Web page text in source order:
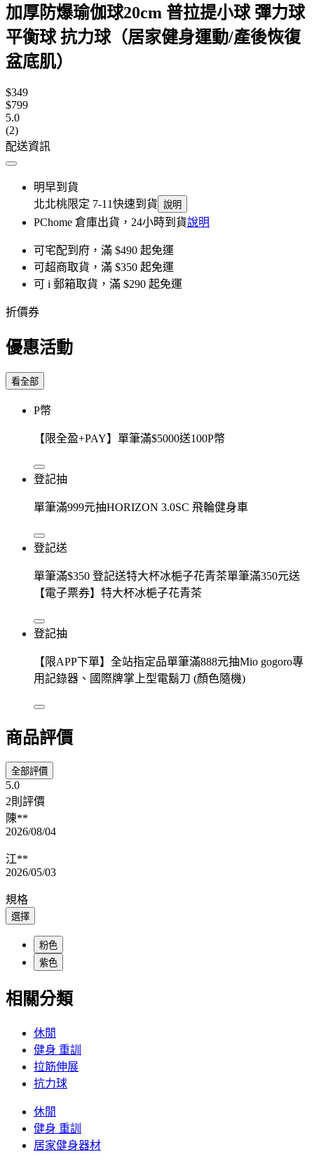
加厚防爆瑜伽球20cm 普拉提小球 彈力球
平衡球 抗力球（居家健身運動/產後恢復
盆底肌）
$349
$799
5.0
(2)
配送資訊
明早到貨
北北桃限定 7-11快速到貨 說明
PChome 倉庫出貨，24小時到貨說明
可宅配到府，滿 $490 起免運
可超商取貨，滿 $350 起免運
可 i 郵箱取貨，滿 $290 起免運
折價券
優惠活動
看全部
P幣
【限全盈+PAY】單筆滿$5000送100P幣
登記抽
單筆滿999元抽HORIZON 3.0SC 飛輪健身車
登記送
單筆滿$350 登記送特大杯冰梔子花青茶單筆滿350元送
【電子票券】特大杯冰梔子花青茶
登記抽
【限APP下單】全站指定品單筆滿888元抽Mio gogoro專
用記錄器、國際牌掌上型電鬍刀 (顏色隨機)
商品評價
全部評價
5.0
2則評價
陳**
2026/08/04
江**
2026/05/03
規格
選擇
粉色
紫色
相關分類
休閒
健身 重訓
拉筋伸展
抗力球
休閒
健身 重訓
居家健身器材